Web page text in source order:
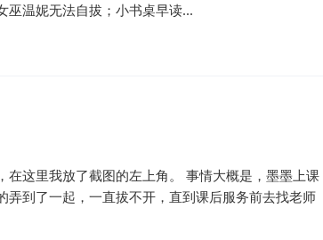
巫温妮无法自拔；小书桌早读...
这里我放了截图的左上角。 事情大概是，墨墨上课
到了一起，一直拔不开，直到课后服务前去找老师